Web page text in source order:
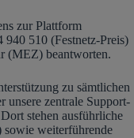
zur Plattform
510 (Festnetz-Preis)
(MEZ) beantworten.
zu sämtlichen
unsere zentrale Support-
stehen ausführliche
sowie weiterführende